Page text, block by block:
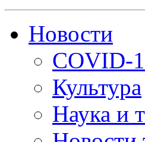
Новости
COVID-
Культура
Наука и